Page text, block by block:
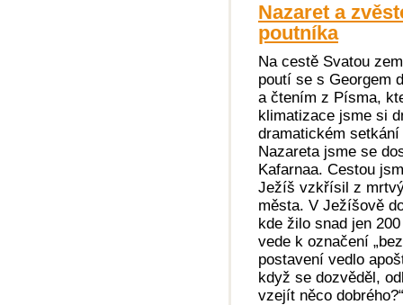
Nazaret a
poutníka
Na cestě Svatou
poutí se s Georgem
a čtením z Písma,
klimatizace jsme si
dramatickém
Nazareta jsme se
Kafarnaa. Cestou
Ježíš vzkřísil z
města. V Ježíšově
kde žilo snad jen
vede k označení
postavení vedlo
když se dozvěděl,
vzejít něco